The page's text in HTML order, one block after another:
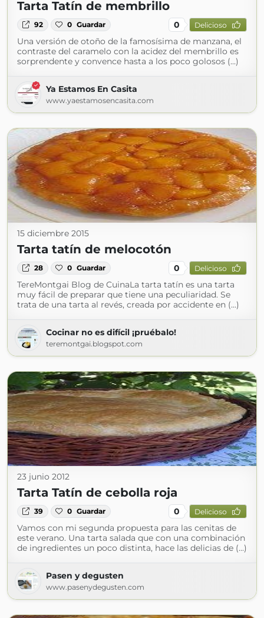
Tarta Tatín de membrillo
92 0 Guardar 0 Delicioso
Una versión de otoño de la famosísima de manzana, el
contraste del caramelo con la acidez del membrillo es
sorprendente y convence hasta a los poco golosos (...)
Ya Estamos En Casita
www.yaestamosencasita.com
15 diciembre 2015
Tarta tatín de melocotón
28 0 Guardar 0 Delicioso
TereMontgai Blog de CuinaLa tarta tatín es una tarta
muy fácil de preparar que tiene una peculiaridad. Se
trata de una tarta al revés, creada por accidente en (...)
Cocinar no es difícil ¡pruébalo!
teremontgai.blogspot.com
23 junio 2012
Tarta Tatín de cebolla roja
39 0 Guardar 0 Delicioso
Vamos con mi segunda propuesta para las cenitas de
este verano. Una tarta salada que con una combinación
de ingredientes un poco distinta, hace las delicias de (...)
Pasen y degusten
www.pasenydegusten.com